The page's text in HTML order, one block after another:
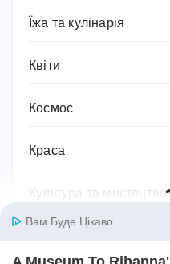
Їжа та кулінарія
Квіти
Космос
Краса
Культура та мистецтво